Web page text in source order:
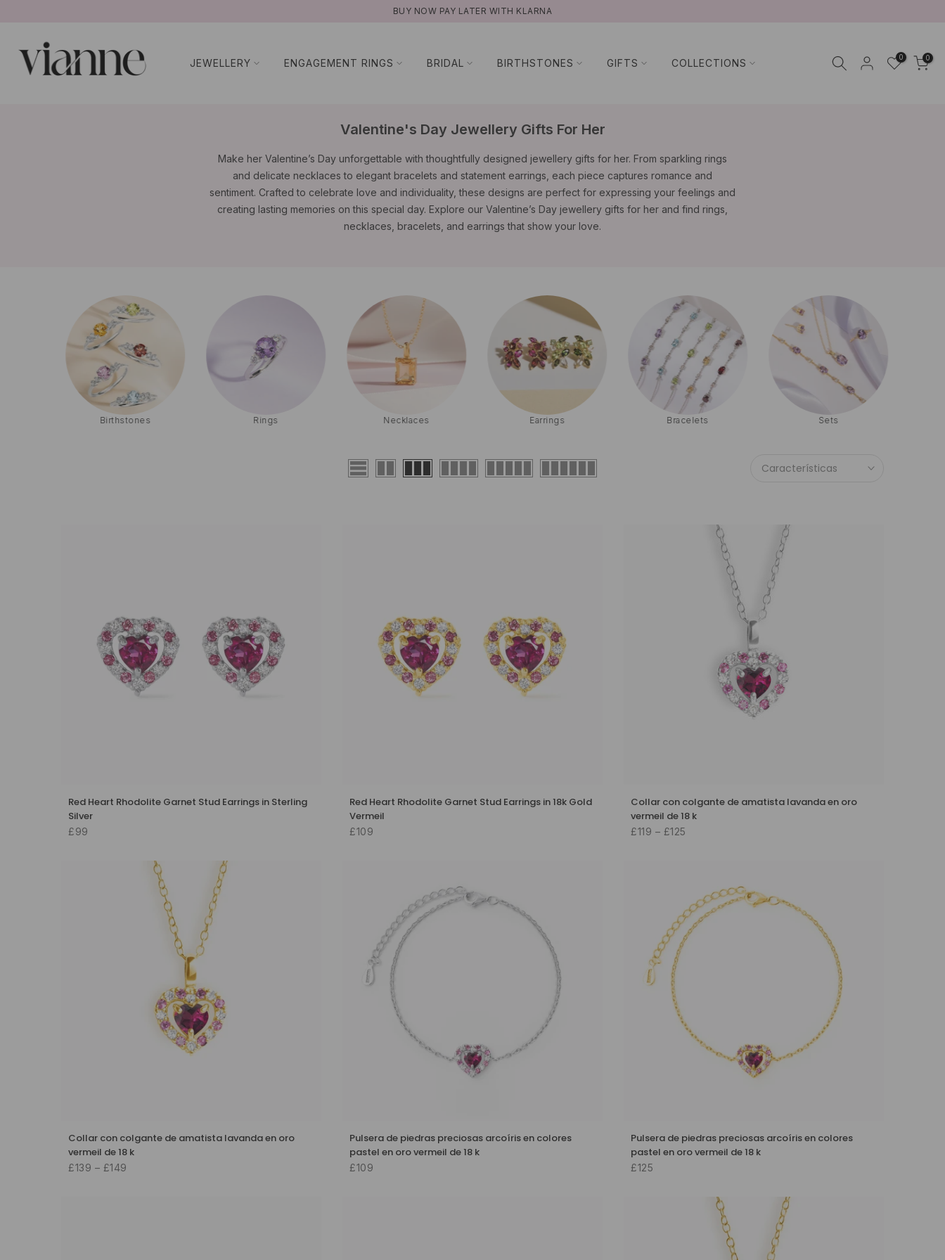
contenido
NATURAL GEMSTONES
JEWELLERY ENGAGEMENT RINGS BRIDAL BIRTHSTONES GIFTS COLLECTIONS 0 0
Valentine's Day Jewellery Gifts For Her
Make her Valentine’s Day unforgettable with thoughtfully designed jewellery gifts for her. From sparkling rings
and delicate necklaces to elegant bracelets and statement earrings, each piece captures romance and
sentiment. Crafted to celebrate love and individuality, these designs are perfect for expressing your feelings and
creating lasting memories on this special day. Explore our Valentine’s Day jewellery gifts for her and find rings,
necklaces, bracelets, and earrings that show your love.
Birthstones Rings Necklaces Earrings Bracelets Sets
Características
Red Heart Rhodolite Garnet Stud Earrings in Sterling
Silver
£99
Red Heart Rhodolite Garnet Stud Earrings in 18k Gold
Vermeil
£109
Collar con colgante de amatista lavanda en oro
vermeil de 18 k
£119 – £125
Collar con colgante de amatista lavanda en oro
vermeil de 18 k
£139 – £149
Pulsera de piedras preciosas arcoíris en colores
pastel en oro vermeil de 18 k
£109
Pulsera de piedras preciosas arcoíris en colores
pastel en oro vermeil de 18 k
£125